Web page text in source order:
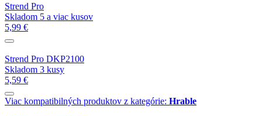
Strend Pro
Skladom 5 a viac kusov
5,99 €
Strend Pro DKP2100
Skladom 3 kusy
5,59 €
Viac kompatibilných produktov z kategórie: Hrable